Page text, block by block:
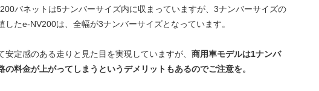
バネットは5ナンバーサイズ内に収まっていますが、3ナンバーサイズの
したe-NV200は、全幅が3ナンバーサイズとなっています。
定感のある走りと見た目を実現していますが、 商用車モデルは1ナンバ
の料金が上がってしまうというデメリットもあるのでご注意を。